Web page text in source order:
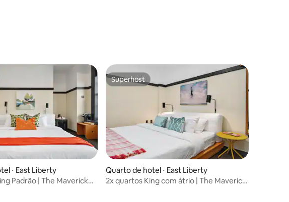
de 5, 22 avaliações
⋅ East Liberty
Padrão | The Maverick
Superhost
Superhost
Quarto de hotel ⋅ East Liberty
2x quartos King com átrio | The Maverick